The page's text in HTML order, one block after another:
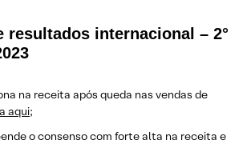
resultados internacional – 2°
na receita após queda nas vendas de
aqui;
o consenso com forte alta na receita e